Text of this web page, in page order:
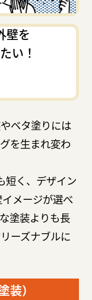
壁を
い！
ベタ塗りには
を生まれ変わ
短く、デザイン
メージが選べ
塗装よりも長
ーズナブルに
装）